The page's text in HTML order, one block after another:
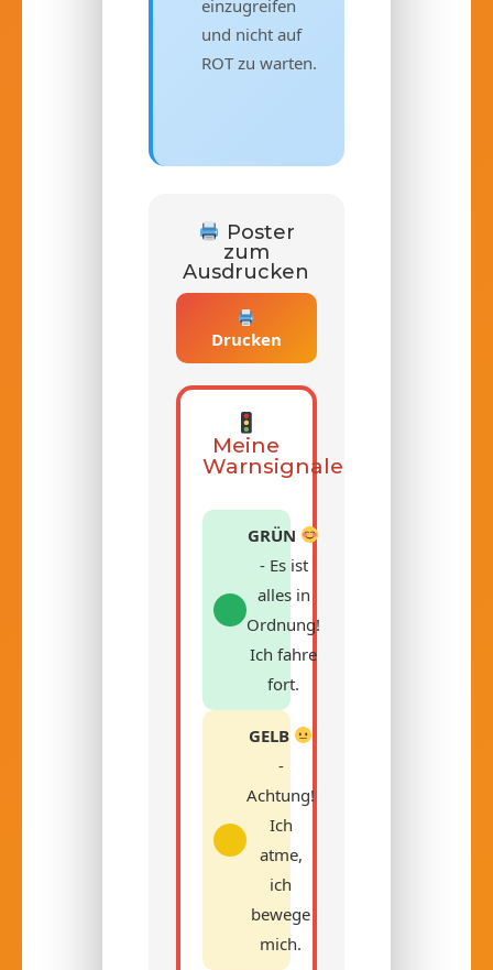
einzugreifen
und nicht auf
ROT zu warten.
Poster
zum
Ausdrucken
Drucken
Meine
Warnsignale
GRÜN
- Es ist
alles in
Ordnung!
Ich fahre
fort.
GELB
-
Achtung!
Ich
atme,
ich
bewege
mich.